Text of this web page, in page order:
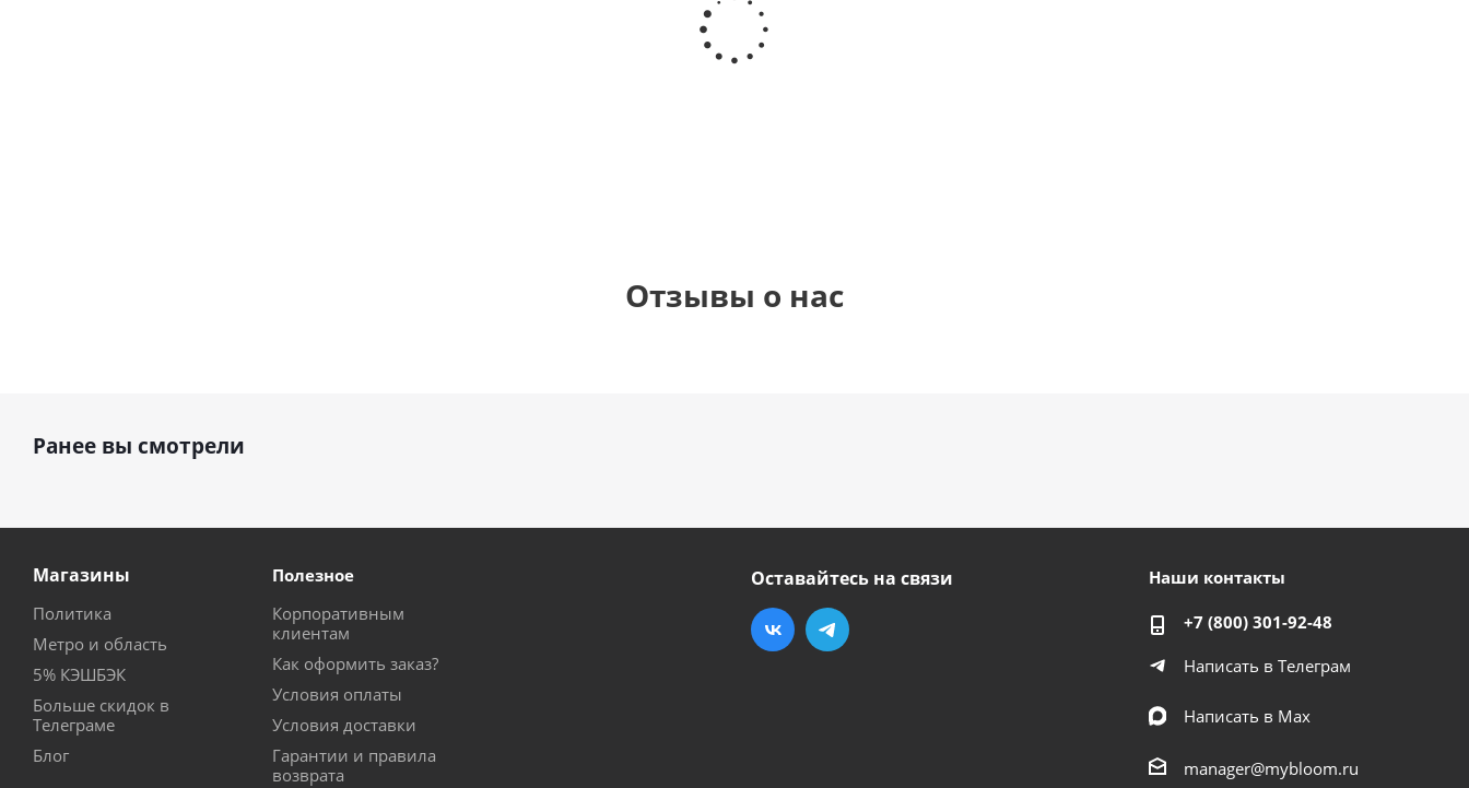
Самая
самая
Отзывы о нас
Ранее вы смотрели
Магазины
Политика
Метро и область
5% КЭШБЭК
Больше скидок в
Телеграме
Блог
Полезное
Корпоративным
клиентам
Как оформить заказ?
Условия оплаты
Условия доставки
Гарантии и правила
возврата
Оставайтесь на связи Наши контакты
+7 (800) 301-92-48
Написать в Телеграм
Написать в Мах
manager@mybloom.ru